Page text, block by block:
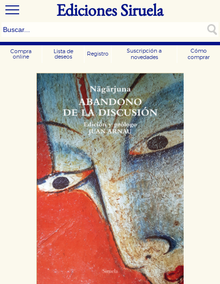
Ediciones Siruela
Compra
online
Lista de
deseos
Registro
Suscripción a
novedades
Cómo
comprar